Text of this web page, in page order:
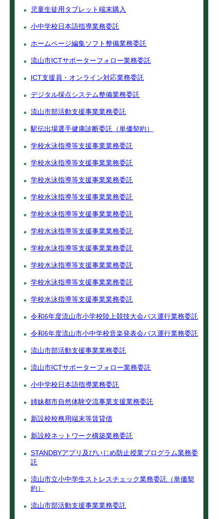
児童生徒用タブレット端末購入
小中学校日本語指導業務委託
ホームページ編集ソフト整備業務委託
流山市ICTサポーターフォロー業務委託
ICT支援員・オンライン対応業務委託
デジタル採点システム整備業務委託
流山市部活動支援事業業務委託
駅伝出場選手健康診断委託（単価契約）
学校水泳指導等支援事業業務委託
学校水泳指導等支援事業業務委託
学校水泳指導等支援事業業務委託
学校水泳指導等支援事業業務委託
学校水泳指導等支援事業業務委託
学校水泳指導等支援事業業務委託
学校水泳指導等支援事業業務委託
学校水泳指導等支援事業業務委託
学校水泳指導等支援事業業務委託
学校水泳指導等支援事業業務委託
令和6年度流山市小学校陸上競技大会バス運行業務委託
令和6年度流山市小中学校音楽発表会バス運行業務委託
流山市部活動支援事業業務委託
流山市ICTサポーターフォロー業務委託
小中学校日本語指導業務委託
姉妹都市自然体験交流事業支援業務委託
新設校校務用端末等賃貸借
新設校ネットワーク構築業務委託
STANDBYアプリ及びいじめ防止授業プログラム業務委
託
流山市立小中学生ストレスチェック業務委託（単価契
約）
流山市部活動支援事業業務委託